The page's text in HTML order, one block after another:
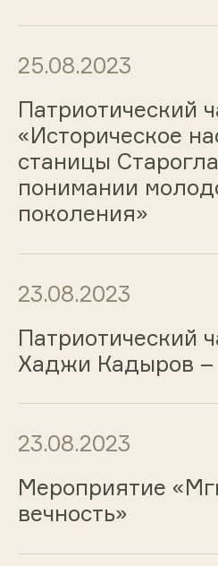
25.08.2023
Патриотический
«Историческое
станицы
понимании
поколения»
23.08.2023
Патриотический
Хаджи Кадыров –
23.08.2023
Мероприятие
вечность»